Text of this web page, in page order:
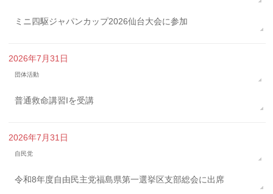
ミニ四駆ジャパンカップ2026仙台大会に参加
2026年7月31日
団体活動
普通救命講習Iを受講
2026年7月31日
自民党
令和8年度自由民主党福島県第一選挙区支部総会に出席